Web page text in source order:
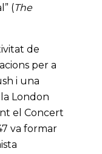
(The
de
per a
i una
London
el Concert
va formar